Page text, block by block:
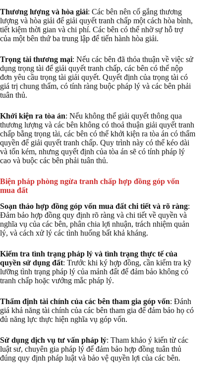
Thương lượng và hòa giải: Các bên nên cố gắng thương
lượng và hòa giải để giải quyết tranh chấp một cách hòa bình,
tiết kiệm thời gian và chi phí. Các bên có thể nhờ sự hỗ trợ
của một bên thứ ba trung lập để tiến hành hòa giải.
Trọng tài thương mại: Nếu các bên đã thỏa thuận về việc sử
dụng trọng tài để giải quyết tranh chấp, các bên có thể nộp
đơn yêu cầu trọng tài giải quyết. Quyết định của trọng tài có
giá trị chung thẩm, có tính ràng buộc pháp lý và các bên phải
tuân thủ.
Khởi kiện ra tòa án: Nếu không thể giải quyết thông qua
thương lượng và các bên không có thoả thuận giải quyết tranh
chấp bằng trọng tài, các bên có thể khởi kiện ra tòa án có thẩm
quyền để giải quyết tranh chấp. Quy trình này có thể kéo dài
và tốn kém, nhưng quyết định của tòa án sẽ có tính pháp lý
cao và buộc các bên phải tuân thủ.
Biện pháp phòng ngừa tranh chấp hợp đồng góp vốn
mua đất
Soạn thảo hợp đồng góp vốn mua đất chi tiết và rõ ràng:
Đảm bảo hợp đồng quy định rõ ràng và chi tiết về quyền và
nghĩa vụ của các bên, phân chia lợi nhuận, trách nhiệm quản
lý, và cách xử lý các tình huống bất khả kháng.
Kiểm tra tình trạng pháp lý và tình trạng thực tế của
quyền sử dụng đất: Trước khi ký hợp đồng, cần kiểm tra kỹ
lưỡng tình trạng pháp lý của mảnh đất để đảm bảo không có
tranh chấp hoặc vướng mắc pháp lý.
Thẩm định tài chính của các bên tham gia góp vốn: Đánh
giá khả năng tài chính của các bên tham gia để đảm bảo họ có
đủ năng lực thực hiện nghĩa vụ góp vốn.
Sử dụng dịch vụ tư vấn pháp lý: Tham khảo ý kiến từ các
luật sư, chuyên gia pháp lý để đảm bảo hợp đồng tuân thủ
đúng quy định pháp luật và bảo vệ quyền lợi của các bên.